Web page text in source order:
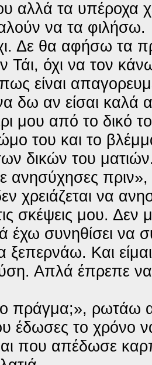
τα υπέροχα
να τα φιλήσω.
Δε θα αφήσω τα
όχι να τον
είναι
δω αν είσαι καλά
μου από το δικό
του και το
δικών του
ανησύχησες πριν»,
χρειάζεται να
σκέψεις μου. Δεν
έχω συνηθίσει να
ξεπερνάω. Και
Απλά έπρεπε
πράγμα;», ρωτάω
έδωσες το χρόνο
που απέδωσε